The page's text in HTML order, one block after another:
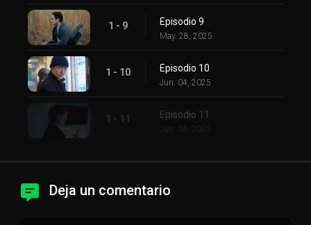
1 - 9 Episodio 9
May. 28, 2025
1 - 10 Episodio 10
Jun. 04, 2025
1 - 11 Episodio 11
Jun. 04, 2025
Deja un comentario